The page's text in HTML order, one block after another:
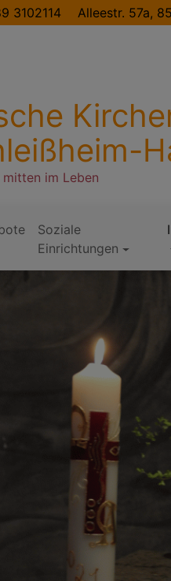
3102114 Alleestr. 57a,
im Leben
Soziale
Einrichtungen